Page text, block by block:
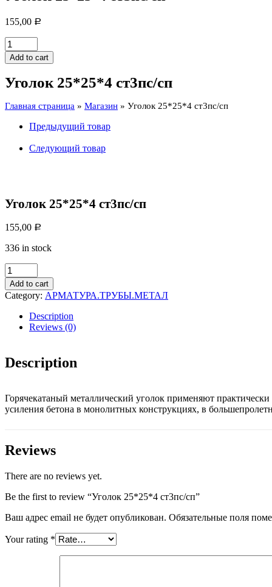
155,00 Р
Уголок
25*25*4
ст3пс/
quantity
Add to cart
Уголок 25*25*4 ст3пс/сп
Главная страница » Магазин » Уголок 25*25*4 ст3пс/сп
Предыдущий товар
Следующий товар
Уголок 25*25*4 ст3пс/сп
155,00 Р
336 in stock
Уголок
25*25*4
ст3пс/
сп
quantity
Add to cart
Category: АРМАТУРА.ТРУБЫ.МЕТАЛ
Description
Reviews (0)
Description
Горячекатаный металлический уголок применяют
усиления бетона в монолитных конструкциях, в
Reviews
There are no reviews yet.
Be the first to review “Уголок 25*25*4 ст3пс/сп”
Ваш адрес email не будет опубликован. Обязательные поля
Your rating *